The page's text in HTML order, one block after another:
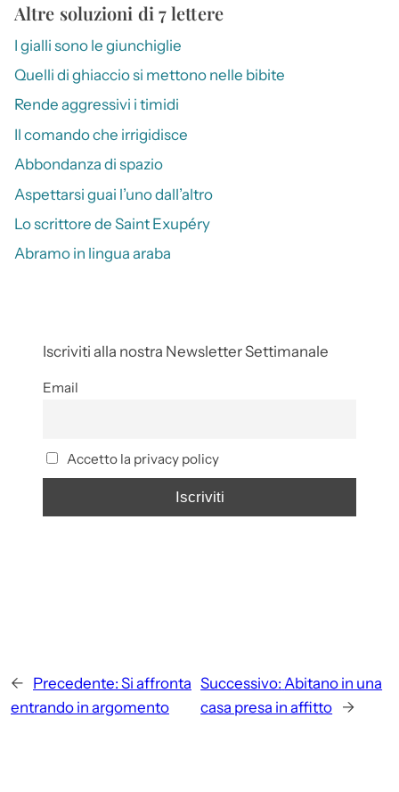
Altre soluzioni di 7 lettere
I gialli sono le giunchiglie
Quelli di ghiaccio si mettono nelle bibite
Rende aggressivi i timidi
Il comando che irrigidisce
Abbondanza di spazio
Aspettarsi guai l’uno dall’altro
Lo scrittore de Saint Exupéry
Abramo in lingua araba
Iscriviti alla nostra Newsletter Settimanale
Email
Accetto la privacy policy
← Precedente: Si affronta
entrando in argomento
Successivo: Abitano in una
casa presa in affitto →